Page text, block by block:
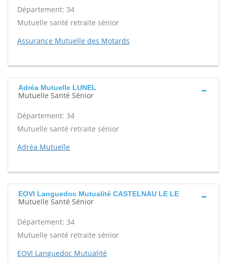
Département: 34
Mutuelle santé retraite sénior
Assurance Mutuelle des Motards
Adréa Mutuelle LUNEL
Mutuelle Santé Sénior
Département: 34
Mutuelle santé retraite sénior
Adréa Mutuelle
EOVI Languedoc Mutualité CASTELNAU LE LE
Mutuelle Santé Sénior
Département: 34
Mutuelle santé retraite sénior
EOVI Languedoc Mutualité